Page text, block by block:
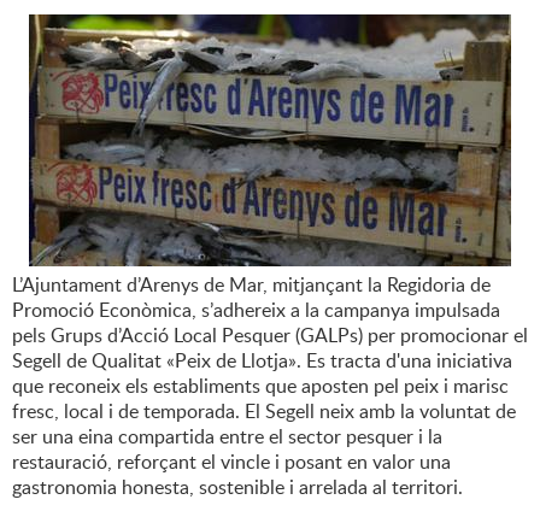
L’Ajuntament d’Arenys de Mar, mitjançant la Regidoria de
Promoció Econòmica, s’adhereix a la campanya impulsada
pels Grups d’Acció Local Pesquer (GALPs) per promocionar el
Segell de Qualitat «Peix de Llotja». Es tracta d'una iniciativa
que reconeix els establiments que aposten pel peix i marisc
fresc, local i de temporada. El Segell neix amb la voluntat de
ser una eina compartida entre el sector pesquer i la
restauració, reforçant el vincle i posant en valor una
gastronomia honesta, sostenible i arrelada al territori.